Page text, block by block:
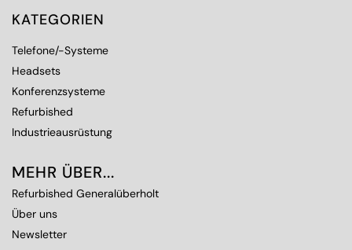
KATEGORIEN
Telefone/-Systeme
Headsets
Konferenzsysteme
Refurbished
Industrieausrüstung
MEHR ÜBER...
Refurbished Generalüberholt
Über uns
Newsletter